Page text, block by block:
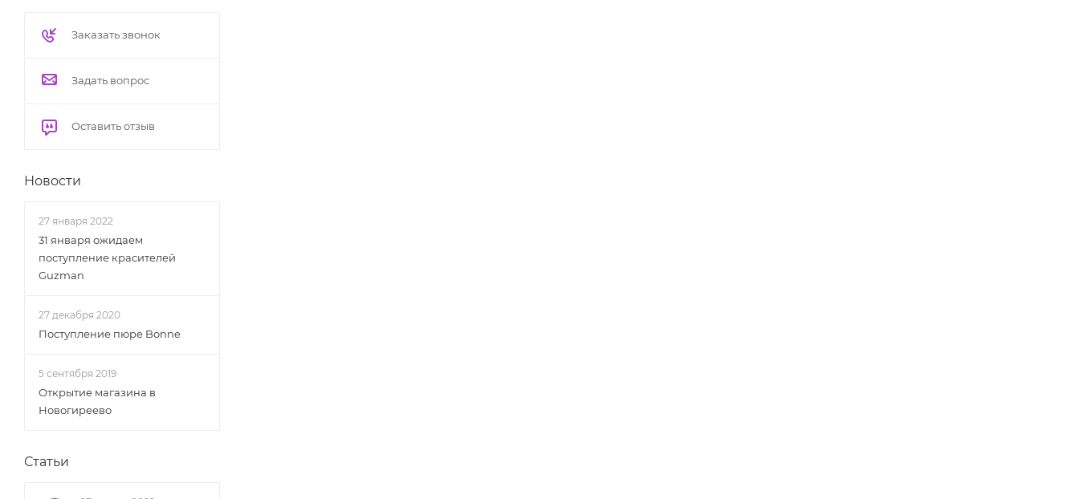
Заказать звонок
Задать вопрос
Оставить отзыв
Новости
27 января 2022
31 января ожидаем
поступление красителей
Guzman
27 декабря 2020
Поступление пюре Bonne
5 сентября 2019
Открытие магазина в
Новогиреево
Статьи